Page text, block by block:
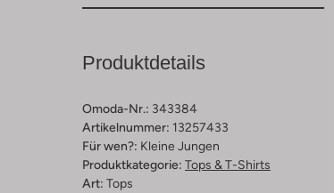
Produktdetails
Omoda-Nr.: 343384
Artikelnummer: 13257433
Für wen?: Kleine Jungen
Produktkategorie: Tops & T-Shirts
Art: Tops